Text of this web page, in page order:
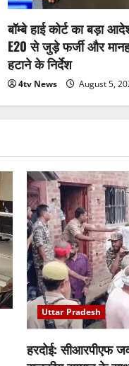
बॉम्बे हाई कोर्ट का बड़ा
E20 से जुड़े फर्जी और
हटाने के निर्देश
4tv News August 5,
Uttar Pradesh
हरदोई: सीआरपीएफ